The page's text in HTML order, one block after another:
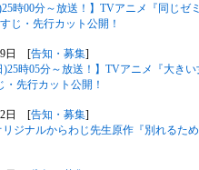
)25時00分～放送！】TVアニメ『同じゼ
じ・先行カット公開！
日 [告知・募集]
)25時05分～放送！】TVアニメ『大き
先行カット公開！
日 [告知・募集]
リジナルからわじ先生原作『別れるた